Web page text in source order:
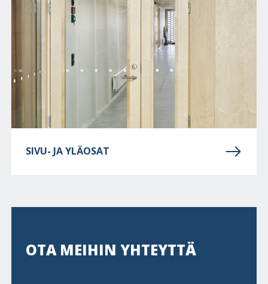
SIVU- JA YLÄOSAT
OTA MEIHIN YHTEYTTÄ